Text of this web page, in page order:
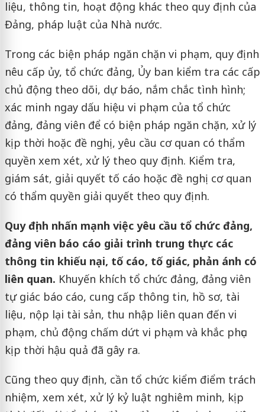
liệu, thông tin, hoạt động khác theo quy định của
Đảng, pháp luật của Nhà nước.
Trong các biện pháp ngăn chặn vi phạm, quy định
nêu cấp ủy, tổ chức đảng, Ủy ban kiểm tra các cấp
chủ động theo dõi, dự báo, nắm chắc tình hình;
xác minh ngay dấu hiệu vi phạm của tổ chức
đảng, đảng viên để có biện pháp ngăn chặn, xử lý
kịp thời hoặc đề nghị, yêu cầu cơ quan có thẩm
quyền xem xét, xử lý theo quy định. Kiểm tra,
giám sát, giải quyết tố cáo hoặc đề nghị cơ quan
có thẩm quyền giải quyết theo quy định.
Quy định nhấn mạnh việc yêu cầu tổ chức đảng,
đảng viên báo cáo giải trình trung thực các
thông tin khiếu nại, tố cáo, tố giác, phản ánh có
liên quan. Khuyến khích tổ chức đảng, đảng viên
tự giác báo cáo, cung cấp thông tin, hồ sơ, tài
liệu, nộp lại tài sản, thu nhập liên quan đến vi
phạm, chủ động chấm dứt vi phạm và khắc phục
kịp thời hậu quả đã gây ra.
Cũng theo quy định, cần tổ chức kiểm điểm trách
nhiệm, xem xét, xử lý kỷ luật nghiêm minh, kịp